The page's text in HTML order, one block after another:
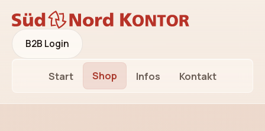
Start Shop Infos Kontakt
B2B Login